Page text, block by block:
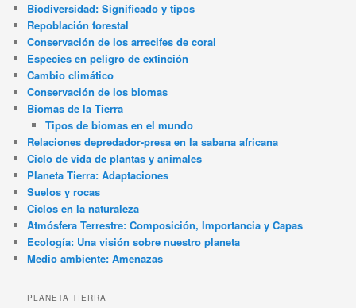
Biodiversidad: Significado y tipos
Repoblación forestal
Conservación de los arrecifes de coral
Especies en peligro de extinción
Cambio climático
Conservación de los biomas
Biomas de la Tierra
Tipos de biomas en el mundo
Relaciones depredador-presa en la sabana africana
Ciclo de vida de plantas y animales
Planeta Tierra: Adaptaciones
Suelos y rocas
Ciclos en la naturaleza
Atmósfera Terrestre: Composición, Importancia y Capas
Ecología: Una visión sobre nuestro planeta
Medio ambiente: Amenazas
PLANETA TIERRA